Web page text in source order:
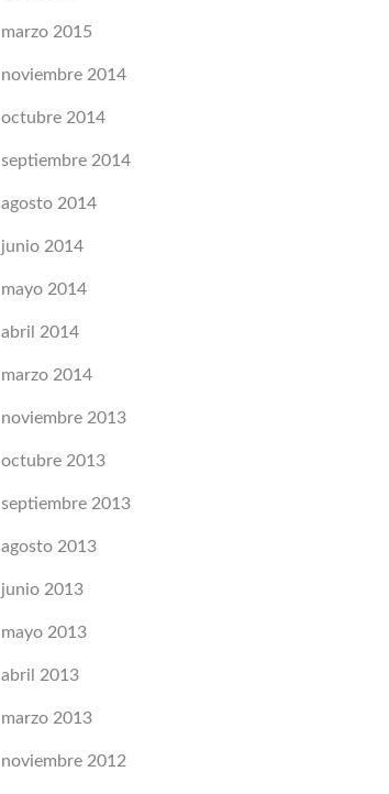
marzo 2015
noviembre 2014
octubre 2014
septiembre 2014
agosto 2014
junio 2014
mayo 2014
abril 2014
marzo 2014
noviembre 2013
octubre 2013
septiembre 2013
agosto 2013
junio 2013
mayo 2013
abril 2013
marzo 2013
noviembre 2012